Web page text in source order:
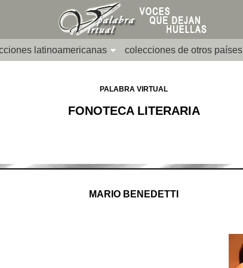
latinoamericanas colecciones de otros países
PALABRA VIRTUAL
FONOTECA LITERARIA
MARIO BENEDETTI